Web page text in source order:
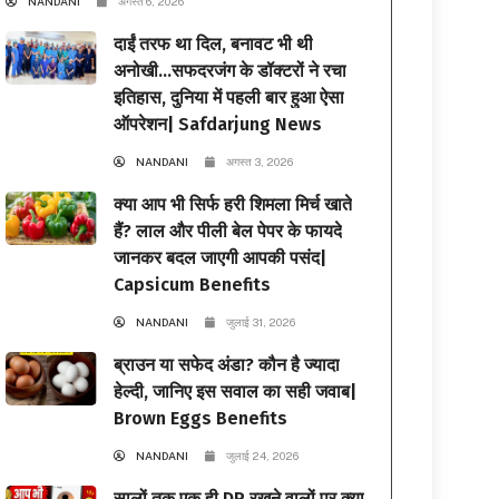
दाईं तरफ था दिल, बनावट भी थी
अनोखी…सफदरजंग के डॉक्टरों ने रचा
इतिहास, दुनिया में पहली बार हुआ ऐसा
ऑपरेशन| Safdarjung News
NANDANI अगस्त 3, 2026
क्या आप भी सिर्फ हरी शिमला मिर्च खाते
हैं? लाल और पीली बेल पेपर के फायदे
जानकर बदल जाएगी आपकी पसंद|
Capsicum Benefits
NANDANI जुलाई 31, 2026
ब्राउन या सफेद अंडा? कौन है ज्यादा
हेल्दी, जानिए इस सवाल का सही जवाब|
Brown Eggs Benefits
NANDANI जुलाई 24, 2026